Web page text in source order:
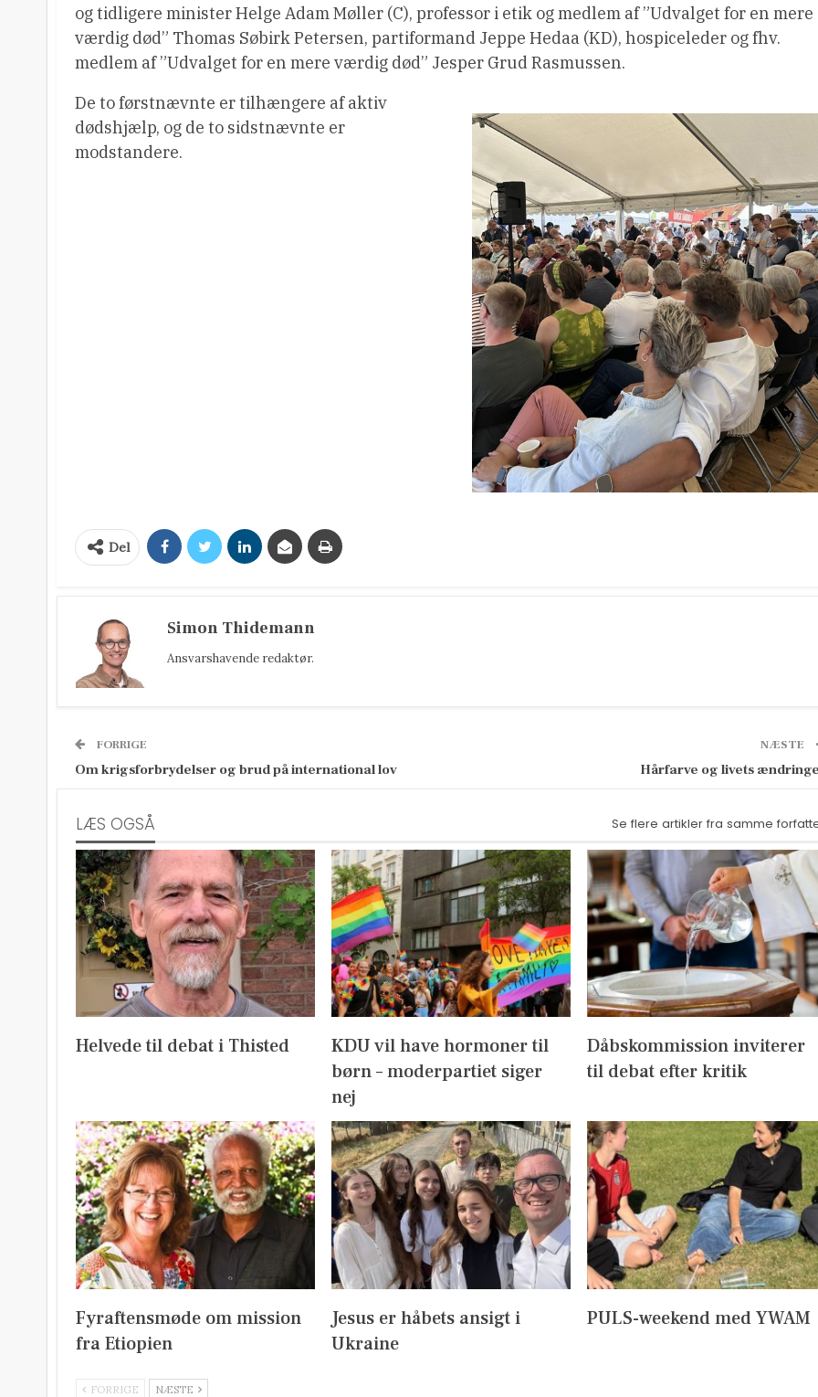
og tidligere minister Helge Adam Møller (C), professor i etik og medlem af ”Udvalget for en mere
værdig død” Thomas Søbirk Petersen, partiformand Jeppe Hedaa (KD), hospiceleder og fhv.
medlem af ”Udvalget for en mere værdig død” Jesper Grud Rasmussen.
De to førstnævnte er tilhængere af aktiv
dødshjælp, og de to sidstnævnte er
modstandere.
Del
Simon Thidemann
Ansvarshavende redaktør.
FORRIGE
Om krigsforbrydelser og brud på international lov
NÆSTE
Hårfarve og livets
LÆS OGSÅ Se flere artikler fra samme
Helvede til debat i Thisted
KDU vil have hormoner til
børn – moderpartiet siger
nej
Dåbskommission inviterer
til debat efter kritik
Fyraftensmøde om mission
fra Etiopien
Jesus er håbets ansigt i
Ukraine
PULS-weekend med YWAM
FORRIGE NÆSTE